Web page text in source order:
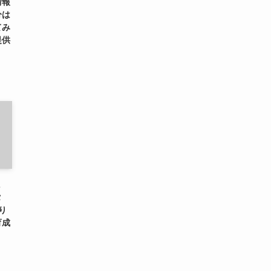
は
み
供
成